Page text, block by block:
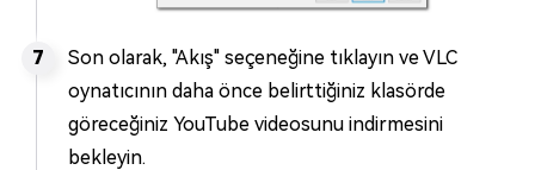
Son olarak, "Akış" seçeneğine tıklayın ve VLC
oynatıcının daha önce belirttiğiniz klasörde
göreceğiniz YouTube videosunu indirmesini
bekleyin.